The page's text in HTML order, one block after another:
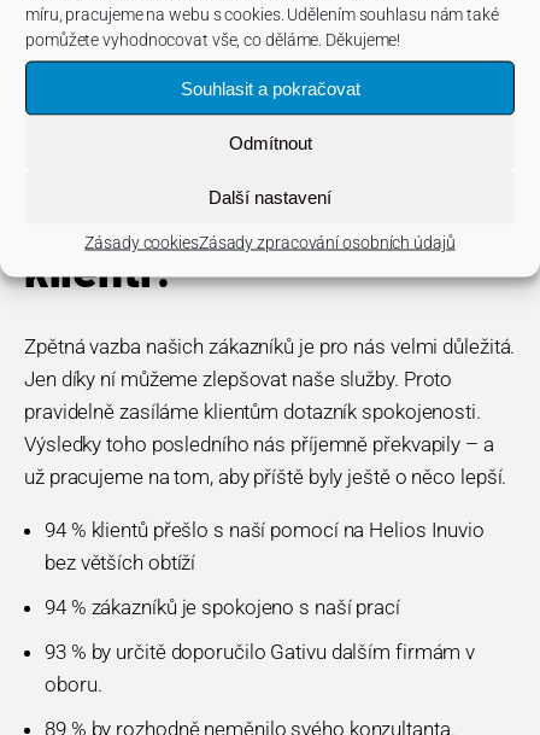
míru, pracujeme na webu s cookies. Udělením souhlasu nám také
pomůžete vyhodnocovat vše, co děláme. Děkujeme!
Souhlasit a pokračovat
Odmítnout
Další nastavení
Zásady cookiesZásady zpracování osobních údajů
Jak jsou spokojeni naši
klienti?
Zpětná vazba našich zákazníků je pro nás velmi důležitá.
Jen díky ní můžeme zlepšovat naše služby. Proto
pravidelně zasíláme klientům dotazník spokojenosti.
Výsledky toho posledního nás příjemně překvapily – a
už pracujeme na tom, aby příště byly ještě o něco lepší.
94 % klientů přešlo s naší pomocí na Helios Inuvio
bez větších obtíží
94 % zákazníků je spokojeno s naší prací
93 % by určitě doporučilo Gativu dalším firmám v
oboru.
89 % by rozhodně neměnilo svého konzultanta.